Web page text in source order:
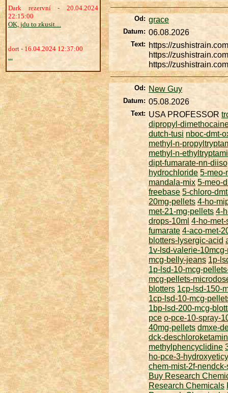
Dark rezervní - 20.04.2024
22:15:00
OK, jdu to zkusit....
dort - 16.04.2024 12:37:00
...
Od: grace
Datum: 06.08.2026
Text: https://
https://
https://
Od: New Guy
Datum: 05.08.2026
Text: USA PROFESSOR
dipropyl-
dutch-tusi nboc-dmt-
methyl-n-
methyl-n-
dipt-fumarate-nn-
hydrochloride 5-meo-
mandala-mix 5-meo-
freebase 5-chloro-
20mg-pellets 4-ho-
met-21-mg-pellets 4-
drops-10ml 4-ho-
fumarate 4-aco-met-
blotters-lysergic-acid
1v-lsd-valerie-
mcg-belly-jeans 1p-
1p-lsd-10-mcg-
mcg-pellets-
blotters 1cp-lsd-150-
1cp-lsd-10-mcg-
1bp-lsd-200-mcg-
pce o-pce-10-spray-
40mg-pellets dmxe-
dck-
methylphencyclidine
ho-pce-3-
chem-mist-2f-
Buy Research
Research Chemicals